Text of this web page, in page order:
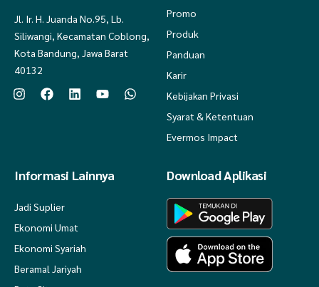
Jl. Ir. H. Juanda No.95, Lb.
Siliwangi, Kecamatan Coblong,
Kota Bandung, Jawa Barat
40132
Promo
Produk
Panduan
Karir
Kebijakan Privasi
Syarat & Ketentuan
Evermos Impact
Informasi Lainnya
Jadi Suplier
Ekonomi Umat
Ekonomi Syariah
Beramal Jariyah
Download Aplikasi